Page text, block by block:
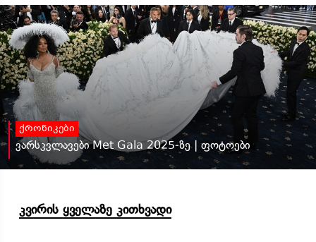
ქრონიკები
ვარსკვლავები Met Gala 2025-ზე | ფოტოები
კვირის ყველაზე კითხვადი